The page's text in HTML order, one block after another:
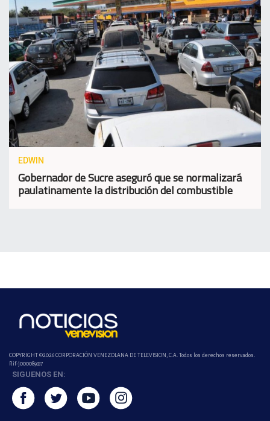
EDWIN
Gobernador de Sucre aseguró que se normalizará
paulatinamente la distribución del combustible
COPYRIGHT ©2026 CORPORACIÓN VENEZOLANA DE TELEVISION, C.A. Todos los derechos reservados.
Rif-j000089337
SIGUENOS EN: